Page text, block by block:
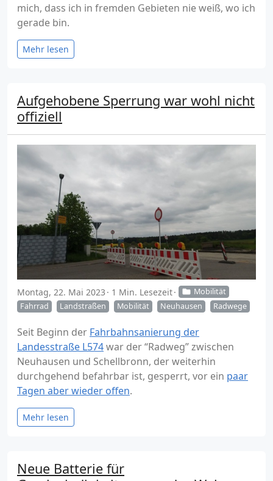
mich, dass ich in fremden Gebieten nie weiß, wo ich
gerade bin.
Mehr lesen
Aufgehobene Sperrung war wohl nicht
offiziell
Montag, 22. Mai 2023 1 Min. Lesezeit
Mobilität
Fahrrad
Landstraßen Mobilität Neuhausen Radwege
Seit Beginn der Fahrbahnsanierung der
Landesstraße L574war der “Radweg” zwischen
Neuhausen und Schellbronn, der weiterhin
durchgehend befahrbar ist, gesperrt, vor ein paar
Tagen aber wieder offen.
Mehr lesen
Neue Batterie für